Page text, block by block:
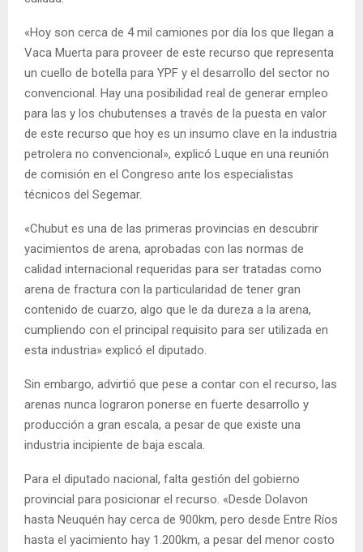
«Hoy son cerca de 4 mil camiones por día los que llegan a
Vaca Muerta para proveer de este recurso que representa
un cuello de botella para YPF y el desarrollo del sector no
convencional. Hay una posibilidad real de generar empleo
para las y los chubutenses a través de la puesta en valor
de este recurso que hoy es un insumo clave en la industria
petrolera no convencional», explicó Luque en una reunión
de comisión en el Congreso ante los especialistas
técnicos del Segemar.
«Chubut es una de las primeras provincias en descubrir
yacimientos de arena, aprobadas con las normas de
calidad internacional requeridas para ser tratadas como
arena de fractura con la particularidad de tener gran
contenido de cuarzo, algo que le da dureza a la arena,
cumpliendo con el principal requisito para ser utilizada en
esta industria» explicó el diputado.
Sin embargo, advirtió que pese a contar con el recurso, las
arenas nunca lograron ponerse en fuerte desarrollo y
producción a gran escala, a pesar de que existe una
industria incipiente de baja escala.
Para el diputado nacional, falta gestión del gobierno
provincial para posicionar el recurso. «Desde Dolavon
hasta Neuquén hay cerca de 900km, pero desde Entre Ríos
hasta el yacimiento hay 1.200km, a pesar del menor costo